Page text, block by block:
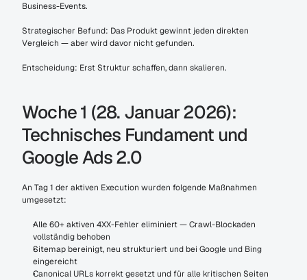
Business-Events.
Strategischer Befund: Das Produkt gewinnt jeden direkten
Vergleich — aber wird davor nicht gefunden.
Entscheidung: Erst Struktur schaffen, dann skalieren.
Woche 1 (28. Januar 2026):
Technisches Fundament und
Google Ads 2.0
An Tag 1 der aktiven Execution wurden folgende Maßnahmen
umgesetzt:
Alle 60+ aktiven 4XX-Fehler eliminiert — Crawl-Blockaden
vollständig behoben
Sitemap bereinigt, neu strukturiert und bei Google und Bing
eingereicht
Canonical URLs korrekt gesetzt und für alle kritischen Seiten